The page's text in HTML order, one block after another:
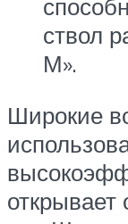
ствол
М».
Широкие